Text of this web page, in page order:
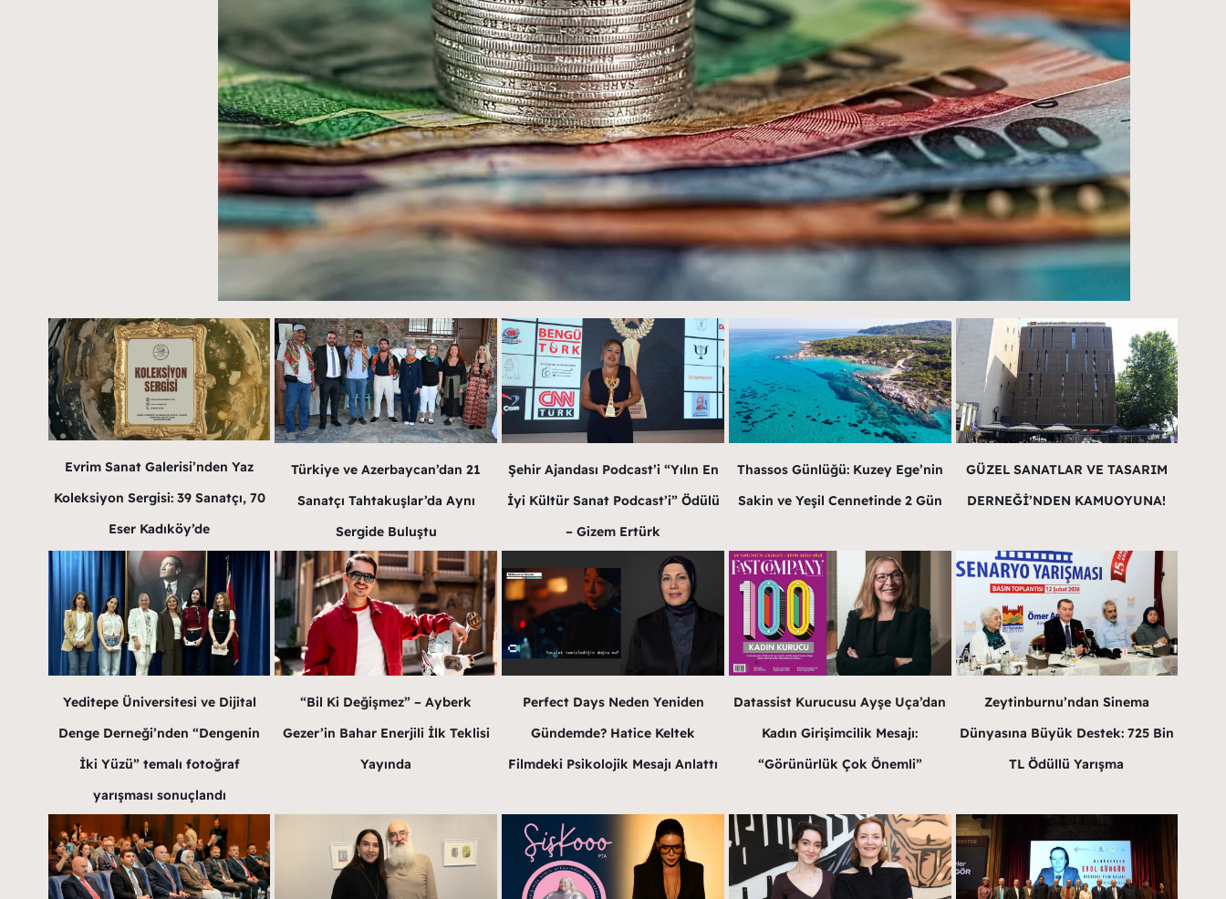
Evrim Sanat Galerisi’nden Yaz
Koleksiyon Sergisi: 39 Sanatçı, 70
Eser Kadıköy’de
Türkiye ve Azerbaycan’dan 21
Sanatçı Tahtakuşlar’da Aynı
Sergide Buluştu
Şehir Ajandası Podcast’i “Yılın En
İyi Kültür Sanat Podcast’i” Ödülü
– Gizem Ertürk
Thassos Günlüğü: Kuzey Ege’nin
Sakin ve Yeşil Cennetinde 2 Gün
GÜZEL SANATLAR VE TASARIM
DERNEĞİ’NDEN KAMUOYUNA!
Yeditepe Üniversitesi ve Dijital
Denge Derneği’nden “Dengenin
İki Yüzü” temalı fotoğraf
yarışması sonuçlandı
“Bil Ki Değişmez” – Ayberk
Gezer’in Bahar Enerjili İlk Teklisi
Yayında
Perfect Days Neden Yeniden
Gündemde? Hatice Keltek
Filmdeki Psikolojik Mesajı Anlattı
Datassist Kurucusu Ayşe Uça’dan
Kadın Girişimcilik Mesajı:
“Görünürlük Çok Önemli”
Zeytinburnu’ndan Sinema
Dünyasına Büyük Destek: 725 Bin
TL Ödüllü Yarışma